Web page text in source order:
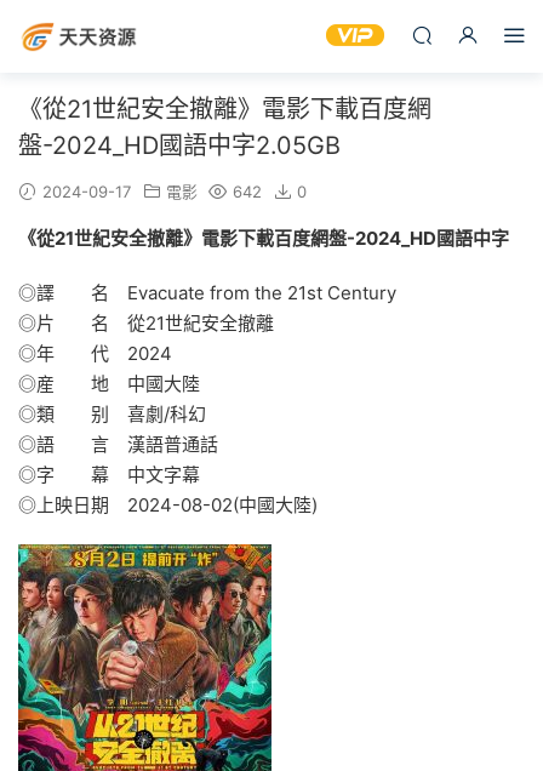
《從21世紀安全撤離》電影下載百度網
盤-2024_HD國語中字2.05GB
2024-09-17 電影 642 0
《從21世紀安全撤離》電影下載百度網盤-2024_HD國語中字
◎譯 名 Evacuate from the 21st Century
◎片 名 從21世紀安全撤離
◎年 代 2024
◎産 地 中國大陸
◎類 别 喜劇/科幻
◎語 言 漢語普通話
◎字 幕 中文字幕
◎上映日期 2024-08-02(中國大陸)